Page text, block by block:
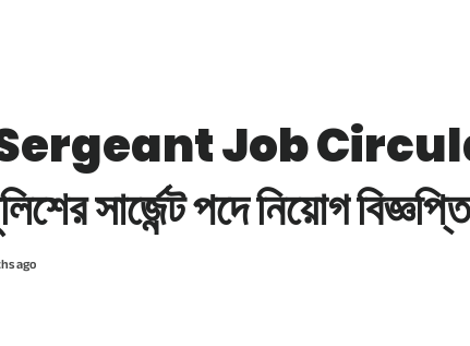
Job
সার্জেন্ট পদে নিয়োগ
ago